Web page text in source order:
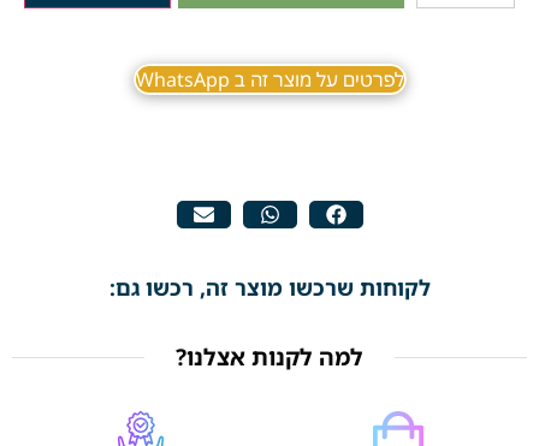
לפרטים על מוצר זה ב WhatsApp
לקוחות שרכשו מוצר זה, רכשו גם:
למה לקנות אצלנו?